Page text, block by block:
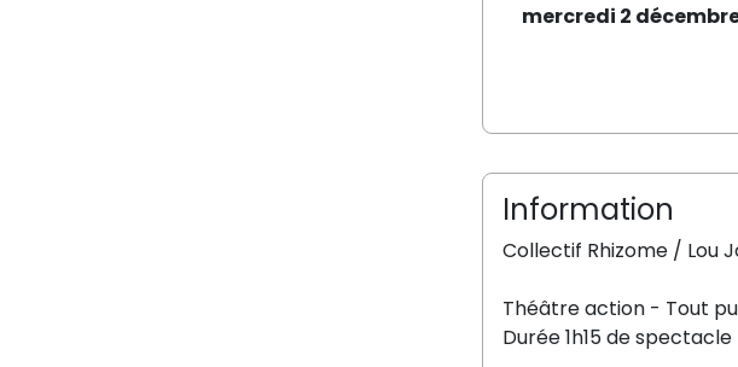
mercredi 2
Information
Collectif Rhizome / Lou
Théâtre action - Tout
Durée 1h15 de spectacle